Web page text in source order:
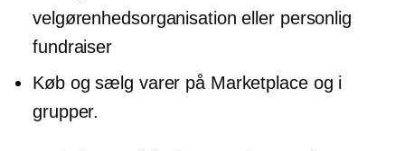
velgørenhedsorganisation eller personlig
fundraiser
Køb og sælg varer på Marketplace og i
grupper.